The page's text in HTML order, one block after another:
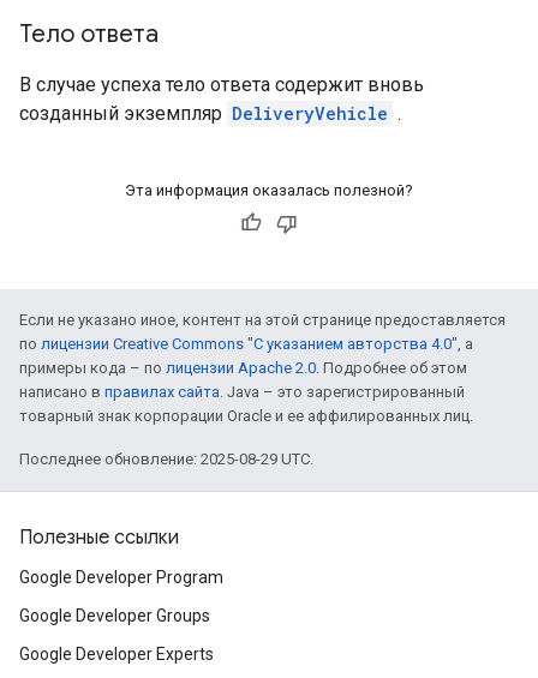
Тело ответа
В случае успеха тело ответа содержит вновь
созданный экземпляр DeliveryVehicle .
Эта информация оказалась полезной?
Если не указано иное, контент на этой странице предоставляется
по лицензии Creative Commons "С указанием авторства 4.0", а
примеры кода – по лицензии Apache 2.0. Подробнее об этом
написано в правилах сайта. Java – это зарегистрированный
товарный знак корпорации Oracle и ее аффилированных лиц.
Последнее обновление: 2025-08-29 UTC.
Полезные ссылки
Google Developer Program
Google Developer Groups
Google Developer Experts